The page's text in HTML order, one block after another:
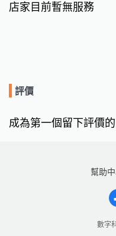
店家目前暫無服務
評價
成為第一個留下評價
幫助
數字